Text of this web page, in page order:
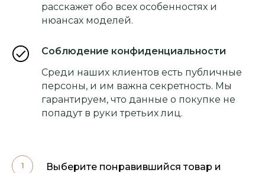
расскажет обо всех особенностях и
нюансах моделей.
Соблюдение конфиденциальности
Среди наших клиентов есть публичные
персоны, и им важна секретность. Мы
гарантируем, что данные о покупке не
попадут в руки третьих лиц.
Выберите понравившийся товар и